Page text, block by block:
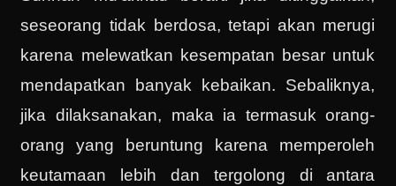
seseorang tidak berdosa, tetapi akan merugi
karena melewatkan kesempatan besar untuk
mendapatkan banyak kebaikan. Sebaliknya,
jika dilaksanakan, maka ia termasuk orang-
orang yang beruntung karena memperoleh
keutamaan lebih dan tergolong di antara